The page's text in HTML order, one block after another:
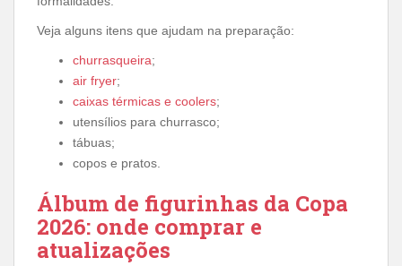
Veja alguns itens que ajudam na preparação:
churrasqueira;
air fryer;
caixas térmicas e coolers;
utensílios para churrasco;
tábuas;
copos e pratos.
Álbum de figurinhas da Copa
2026: onde comprar e
atualizações